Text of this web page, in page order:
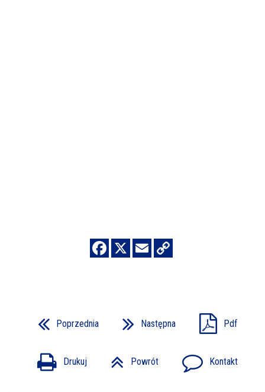
Poprzednia Następna Pdf
Drukuj Powrót Kontakt